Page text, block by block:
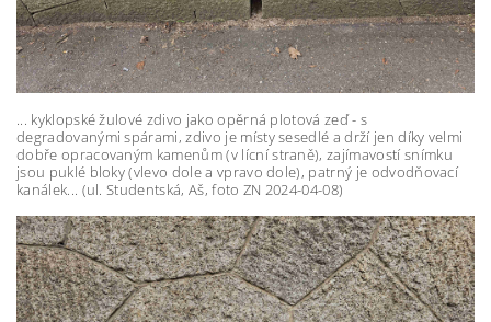
... kyklopské žulové zdivo jako opěrná plotová zeď - s
degradovanými spárami, zdivo je místy sesedlé a drží jen díky velmi
dobře opracovaným kamenům (v lícní straně), zajímavostí snímku
jsou puklé bloky (vlevo dole a vpravo dole), patrný je odvodňovací
kanálek... (ul. Studentská, Aš, foto ZN 2024-04-08)